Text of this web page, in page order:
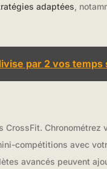
adaptées ,
par 2 vos temps
compétitions avec
avancés peuvent